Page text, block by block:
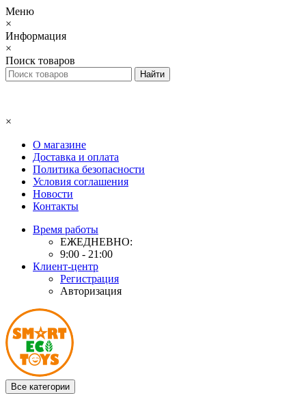
Меню
×
Информация
×
Поиск товаров
×
О магазине
Доставка и оплата
Политика безопасности
Условия соглашения
Новости
Контакты
Время работы
ЕЖЕДНЕВНО:
9:00 - 21:00
Клиент-центр
Регистрация
Авторизация
Все категории